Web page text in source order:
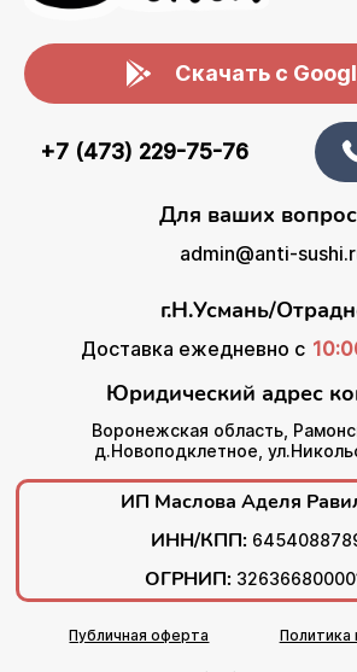
Скачать с
+7 (473) 229-75-76
Для ваших
admin@anti-
г.Н.Усмань/
Доставка ежедневно с
Юридический адрес
Воронежская область,
д.Новоподклетное,
ИП Маслова Аделя
ИНН/КПП:
ОГРНИП:
Публичная оферта Политика